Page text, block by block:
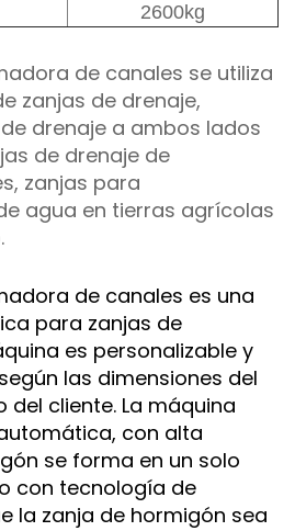
2600kg
de canales se utiliza
zanjas de drenaje,
drenaje a ambos lados
de drenaje de
zanjas para
agua en tierras agrícolas
de canales es una
para zanjas de
es personalizable y
las dimensiones del
del cliente. La máquina
con alta
se forma en un solo
con tecnología de
la zanja de hormigón sea